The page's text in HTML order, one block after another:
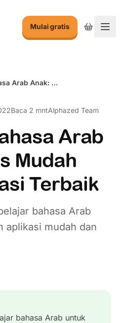
Mulai gratis
Belajar Bahasa Arab Anak: Tips Mudah dan Aplikasi Terbaik
Baca 2 mntAlphazed Team
Arab
Mudah
Terbaik
bahasa Arab
aplikasi mudah dan
bahasa Arab untuk